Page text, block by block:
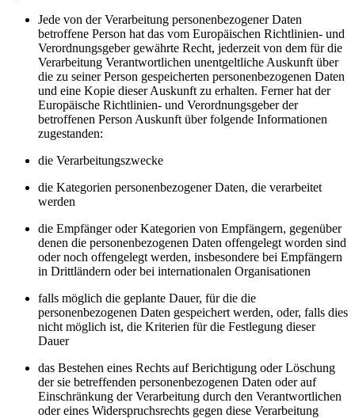
Jede von der Verarbeitung personenbezogener Daten
betroffene Person hat das vom Europäischen Richtlinien- und
Verordnungsgeber gewährte Recht, jederzeit von dem für die
Verarbeitung Verantwortlichen unentgeltliche Auskunft über
die zu seiner Person gespeicherten personenbezogenen Daten
und eine Kopie dieser Auskunft zu erhalten. Ferner hat der
Europäische Richtlinien- und Verordnungsgeber der
betroffenen Person Auskunft über folgende Informationen
zugestanden:
die Verarbeitungszwecke
die Kategorien personenbezogener Daten, die verarbeitet
werden
die Empfänger oder Kategorien von Empfängern, gegenüber
denen die personenbezogenen Daten offengelegt worden sind
oder noch offengelegt werden, insbesondere bei Empfängern
in Drittländern oder bei internationalen Organisationen
falls möglich die geplante Dauer, für die die
personenbezogenen Daten gespeichert werden, oder, falls dies
nicht möglich ist, die Kriterien für die Festlegung dieser
Dauer
das Bestehen eines Rechts auf Berichtigung oder Löschung
der sie betreffenden personenbezogenen Daten oder auf
Einschränkung der Verarbeitung durch den Verantwortlichen
oder eines Widerspruchsrechts gegen diese Verarbeitung